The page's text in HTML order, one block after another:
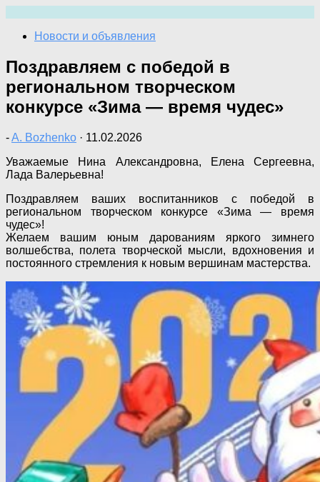
содержимому
Новости и объявления
Поздравляем с победой в
региональном творческом
конкурсе «Зима — время чудес»
-A. Bozhenko · 11.02.2026
Уважаемые Нина Александровна, Елена Сергеевна,
Лада Валерьевна!
Поздравляем ваших воспитанников с победой в
региональном творческом конкурсе «Зима — время
чудес»!
Желаем вашим юным дарованиям яркого зимнего
волшебства, полета творческой мысли, вдохновения и
постоянного стремления к новым вершинам мастерства.